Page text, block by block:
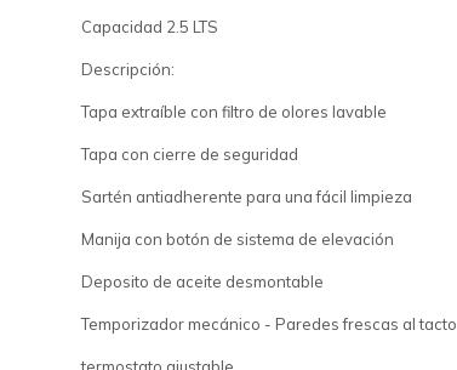
Capacidad 2.5 LTS
Descripción:
Tapa extraíble con filtro de olores lavable
Tapa con cierre de seguridad
Sartén antiadherente para una fácil limpieza
Manija con botón de sistema de elevación
Deposito de aceite desmontable
Temporizador mecánico - Paredes frescas al tacto